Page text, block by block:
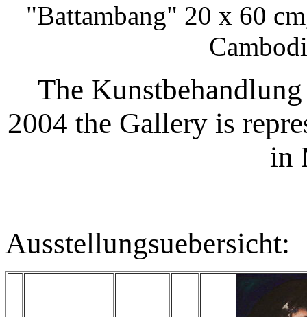
"Battambang" 20 x 60
The
2004 the Gallery is
in
Ausstellungsuebersicht: